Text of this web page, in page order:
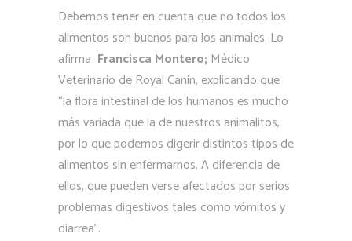
Debemos tener en cuenta que no todos los
alimentos son buenos para los animales. Lo
afirma Francisca Montero; Médico
Veterinario de Royal Canin, explicando que
“la flora intestinal de los humanos es mucho
más variada que la de nuestros animalitos,
por lo que podemos digerir distintos tipos de
alimentos sin enfermarnos. A diferencia de
ellos, que pueden verse afectados por serios
problemas digestivos tales como vómitos y
diarrea”.